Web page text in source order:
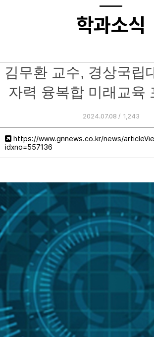
학과소식
김무환 교수, 경상국립
자력 융복합 미래교육
2024.07.08 / 1,243
https://www.gnnews.co.kr/news/
idxno=557136